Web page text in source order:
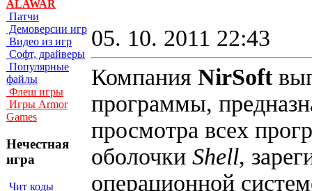
ALAWAR
Патчи
Демоверсии игр
Видео из игр
Софт, драйверы
Популярные
файлы
Флеш игры
Игры Armor
Games
Нечестная
игра
Чит коды
05. 10. 2011 22:43
Компания NirSoft
программы,
просмотра всех
оболочки Shell,
операционной